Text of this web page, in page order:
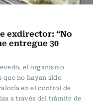
exdirector: “No
entregue 30
el organismo
que no hayan sido
en el control de
a través del trámite de